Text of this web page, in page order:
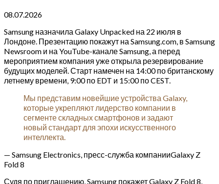
08.07.2026
Samsung назначила Galaxy Unpacked на 22 июля в
Лондоне. Презентацию покажут на Samsung.com, в Samsung
Newsroom и на YouTube-канале Samsung, а перед
мероприятием компания уже открыла резервирование
будущих моделей. Старт намечен на 14:00 по британскому
летнему времени, 9:00 по EDT и 15:00 по CEST.
Мы представим новейшие устройства Galaxy,
которые укрепляют лидерство компании в
сегменте складных смартфонов и задают
новый стандарт для эпохи искусственного
интеллекта.
— Samsung Electronics, пресс-служба компанииGalaxy Z
Fold 8
Судя по приглашению, Samsung покажет Galaxy Z Fold 8,